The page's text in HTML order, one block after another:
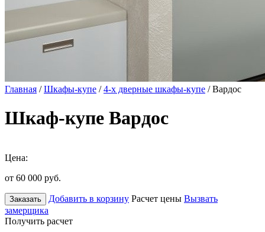
Главная /Шкафы-купе /4-х дверные шкафы-купе / Вардос
Шкаф-купе Вардос
Цена:
от 60 000 руб.
Заказать Добавить в корзину Расчет цены Вызвать
замерщика
Получить расчет